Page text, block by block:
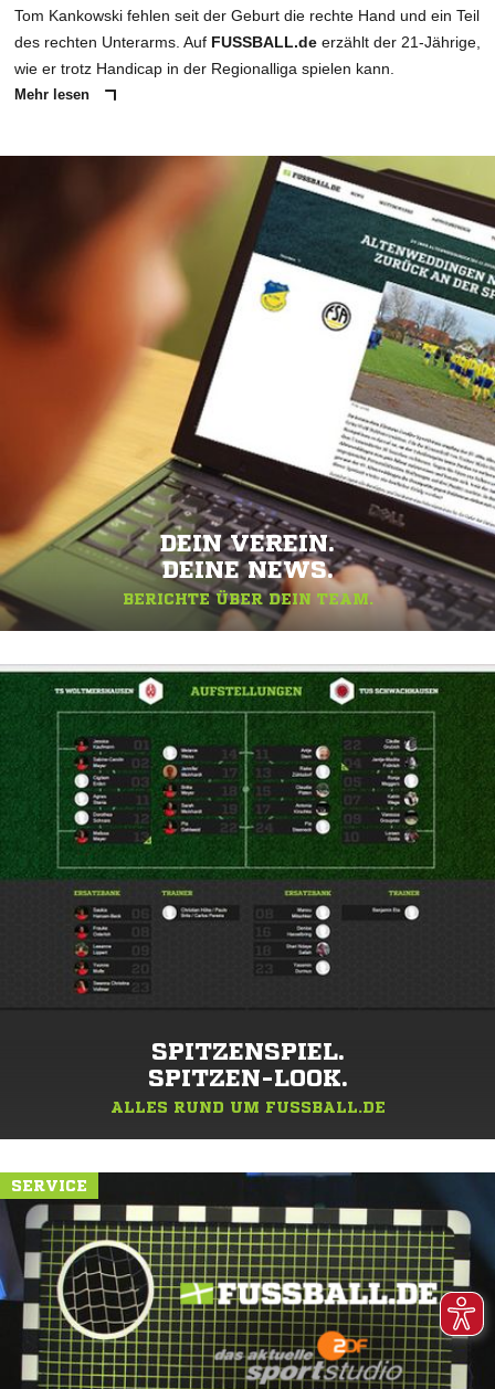
Tom Kankowski fehlen seit der Geburt die rechte Hand und ein Teil
des rechten Unterarms. Auf FUSSBALL.de erzählt der 21-Jährige,
wie er trotz Handicap in der Regionalliga spielen kann.
Mehr lesen
DEIN VEREIN.
DEINE NEWS.
BERICHTE ÜBER DEIN TEAM.
SPITZENSPIEL.
SPITZEN-LOOK.
ALLES RUND UM FUSSBALL.DE
SERVICE